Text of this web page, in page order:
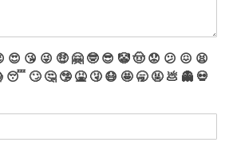
😍 😘 😜 🤑 🤗 🤓 😎 🤡🤠 😟 😕 😖 😫
😴 🙄 🤔 🤥 🤮 🤧 😷 🤩 🥱 🤬 💩 👻 💀